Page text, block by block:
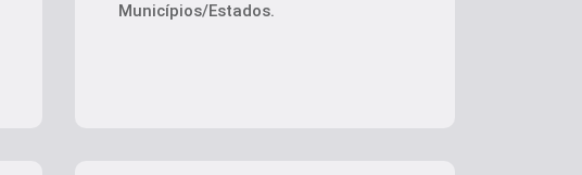
Municípios/Estados.